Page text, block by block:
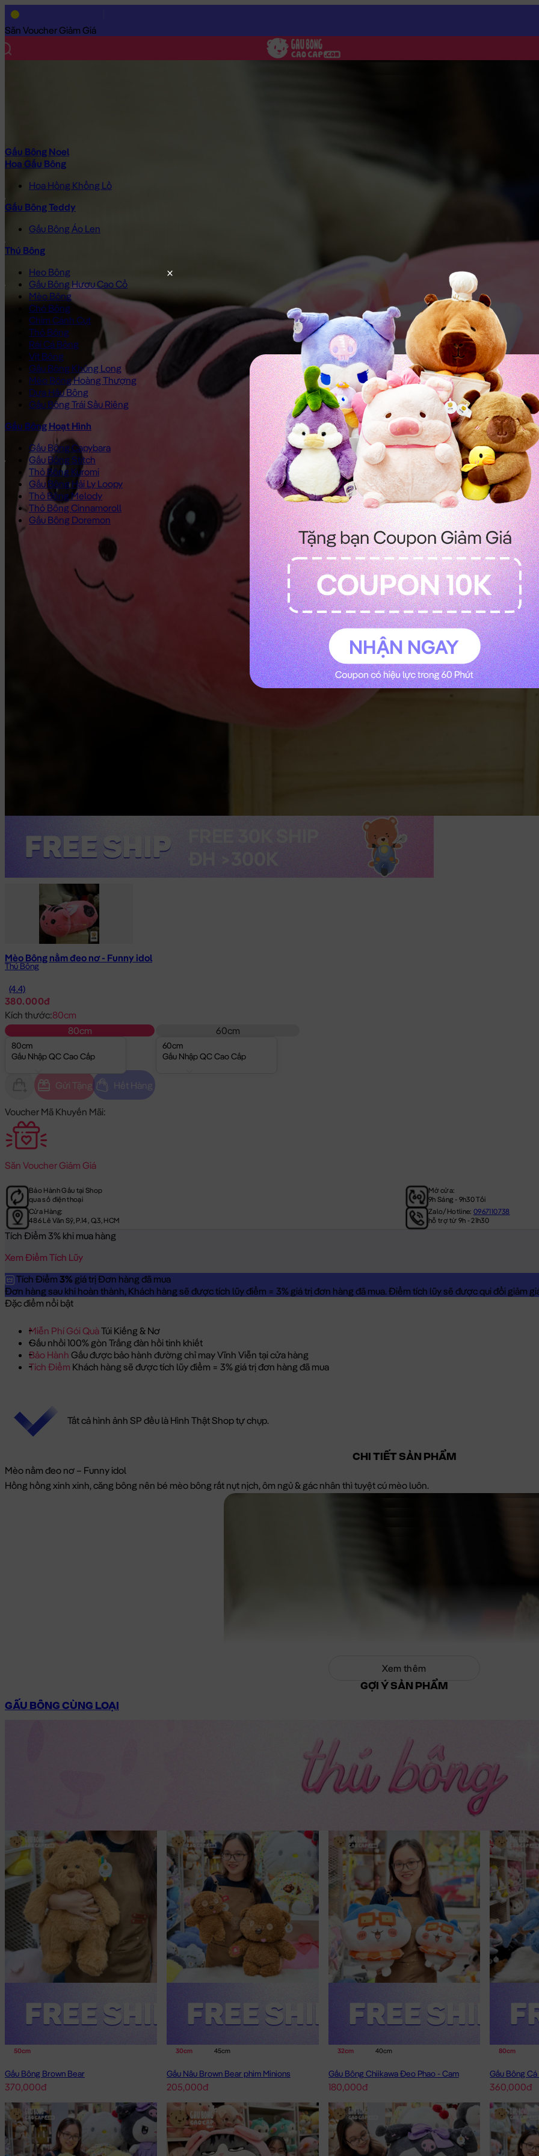
Săn Voucher Giảm Giá
Gấu Bông Noel
Hoa Gấu Bông
Hoa Hồng Khổng Lồ
Gấu Bông Teddy
Gấu Bông Áo Len
Thú Bông
Heo Bông
Gấu Bông Hươu Cao Cổ
Mèo Bông
Chó Bông
Chim Cánh Cụt
Thỏ Bông
Rái Cá Bông
Vịt Bông
Gấu Bông Khủng Long
Mèo Bông Hoàng Thượng
Dưa Hấu Bông
Gấu Bông Trái Sầu Riêng
Gấu Bông Hoạt Hình
Gấu Bông Capybara
Gấu Bông Stitch
Thỏ Bông Kuromi
Gấu Bông Hải Ly Loopy
Thỏ Bông Melody
Thỏ Bông Cinnamoroll
Gấu Bông Doremon
Trang Chủ
Mèo Bông nằm đeo nơ - Funny idol
Thú Bông
(4.4)
380.000đ
Kích thước:80cm
80cm
80cm
Gấu Nhập QC Cao Cấp
60cm
60cm
Gấu Nhập QC Cao Cấp
Gửi Tặng Hết Hàng
Voucher Mã Khuyến Mãi:
Săn Voucher Giảm Giá
Bảo Hành Gấu tại Shop
qua số điện thoại
Mở cửa:
9h Sáng - 9h30 Tối
Cửa Hàng:
486 Lê Văn Sỹ, P.14, Q.3, HCM
Zalo/Hotline:0967110738
hỗ trợ từ 9h - 21h30
Tích Điểm 3% khi mua hàng
Xem Điểm Tích Lũy
Tích Điểm 3% giá trị Đơn hàng đã mua
Đơn hàng sau khi hoàn thành, Khách hàng sẽ được tích lũy điểm = 3% giá trị đơn hàng đã mua. Điểm tích lũy sẽ được qui đổi giảm
Đặc điểm nổi bật
Miễn Phí Gói QuàTúi Kiếng & Nơ
Gấu nhồi 100% gòn Trắng đàn hồi tinh khiết
Bảo Hành Gấu được bảo hành đường chỉ may Vĩnh Viễn tại cửa hàng
Tích Điểm Khách hàng sẽ được tích lũy điểm = 3% giá trị đơn hàng đã mua
Tất cả hình ảnh SP đều là Hình Thật Shop tự chụp.
CHI TIẾT SẢN PHẨM
Mèo nằm đeo nơ – Funny idol
Hồng hồng xinh xinh, căng bông nên bé mèo bông rất nụt nịch, ôm ngủ & gác nhân thì tuyệt cú mèo luôn.
Mèo Bông nằm đeo nơ – Funny idol
Xem thêm
GỢI Ý SẢN PHẨM
GẤU BÔNG CÙNG LOẠI
50cm
Gấu Bông Brown Bear
370,000đ
30cm 45cm
Gấu Nâu Brown Bear phim Minions
205,000đ
32cm 40cm
Gấu Bông Chiikawa Đeo Phao - Cam
180,000đ
80cm
Gấu Bông
360,000đ